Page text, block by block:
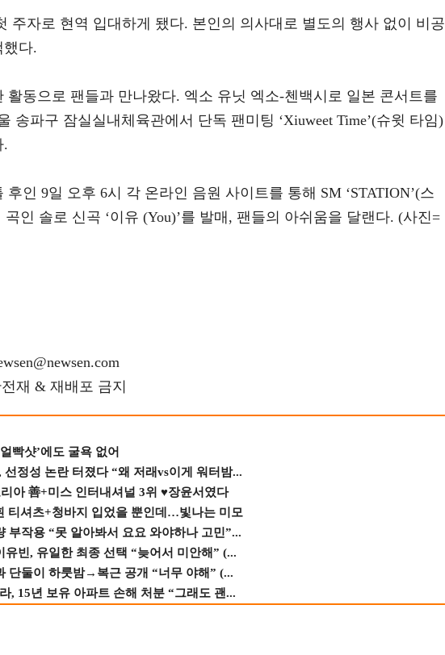
주자로 현역 입대하게 됐다. 본인의 의사대로 별도의 행사 없이 비공
했다.
활동으로 팬들과 만나왔다. 엑소 유닛 엑소-첸백시로 일본 콘서트를
송파구 잠실실내체육관에서 단독 팬미팅 ‘Xiuweet Time’(슈윗 타임)
.
인 9일 오후 6시 각 온라인 음원 사이트를 통해 SM ‘STATION’(스
인 솔로 신곡 ‘이유 (You)’를 발매, 팬들의 아쉬움을 달랜다. (사진=
재 & 재배포 금지
빡샷’에도 굴욕 없어
정성 논란 터졌다 “왜 저래vs이게 워터밤...
아 善+미스 인터내셔널 3위 ♥장윤서였다
티셔츠+청바지 입었을 뿐인데…빛나는 미모
작용 “못 알아봐서 요요 와야하나 고민”...
빈, 유일한 최종 선택 “늦어서 미안해” (...
단둘이 하룻밤→복근 공개 “너무 야해” (...
, 15년 보유 아파트 손해 처분 “그래도 괜...